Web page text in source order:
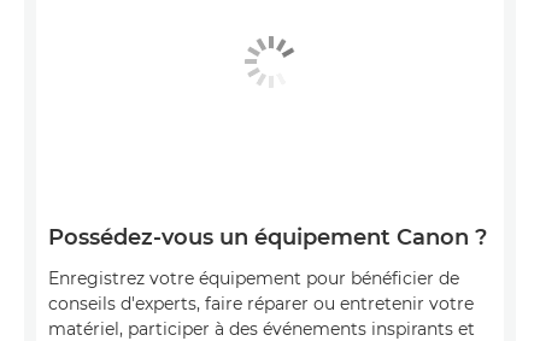
Possédez-vous un équipement Canon ?
Enregistrez votre équipement pour bénéficier de
conseils d'experts, faire réparer ou entretenir votre
matériel, participer à des événements inspirants et